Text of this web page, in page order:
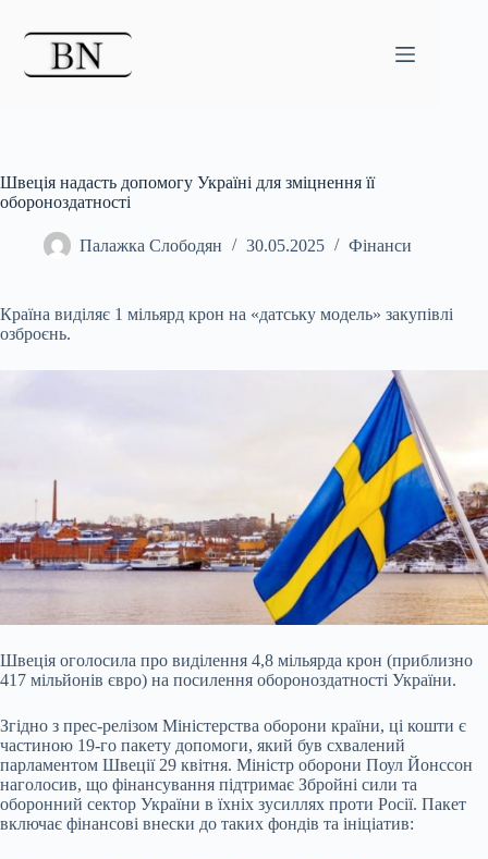
Швеція надасть допомогу Україні для зміцнення її
обороноздатності
Палажка Слободян 30.05.2025 Фінанси
Країна виділяє 1 мільярд крон на «датську модель» закупівлі
озброєнь.
Швеція оголосила про виділення 4,8 мільярда крон (приблизно
417 мільйонів євро) на посилення обороноздатності України.
Згідно з прес-релізом Міністерства оборони країни, ці кошти є
частиною 19-го пакету допомоги, який був схвалений
парламентом Швеції 29 квітня. Міністр оборони Поул Йонссон
наголосив, що фінансування підтримає Збройні сили та
оборонний сектор України в їхніх зусиллях проти Росії. Пакет
включає фінансові внески до таких фондів та ініціатив: